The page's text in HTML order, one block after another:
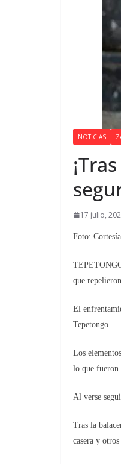
NOTICIAS
17 julio,
Foto: Cortesía
que
El
Tepetongo.
Los
lo que fueron
Al verse
Tras la
casera y